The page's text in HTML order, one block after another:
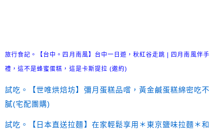
旅行食記。【台中。四月南風】台中一日遊，秋紅谷走跳 | 四月南風伴手
禮，這不是蜂蜜蛋糕，這是卡斯提拉 (邀約)
試吃。【世唯烘焙坊】彌月蛋糕品嚐，黃金鹹蛋糕綿密吃不
膩(宅配團購)
試吃。【日本直送拉麵】在家輕鬆享用＊東京鹽味拉麵＊和